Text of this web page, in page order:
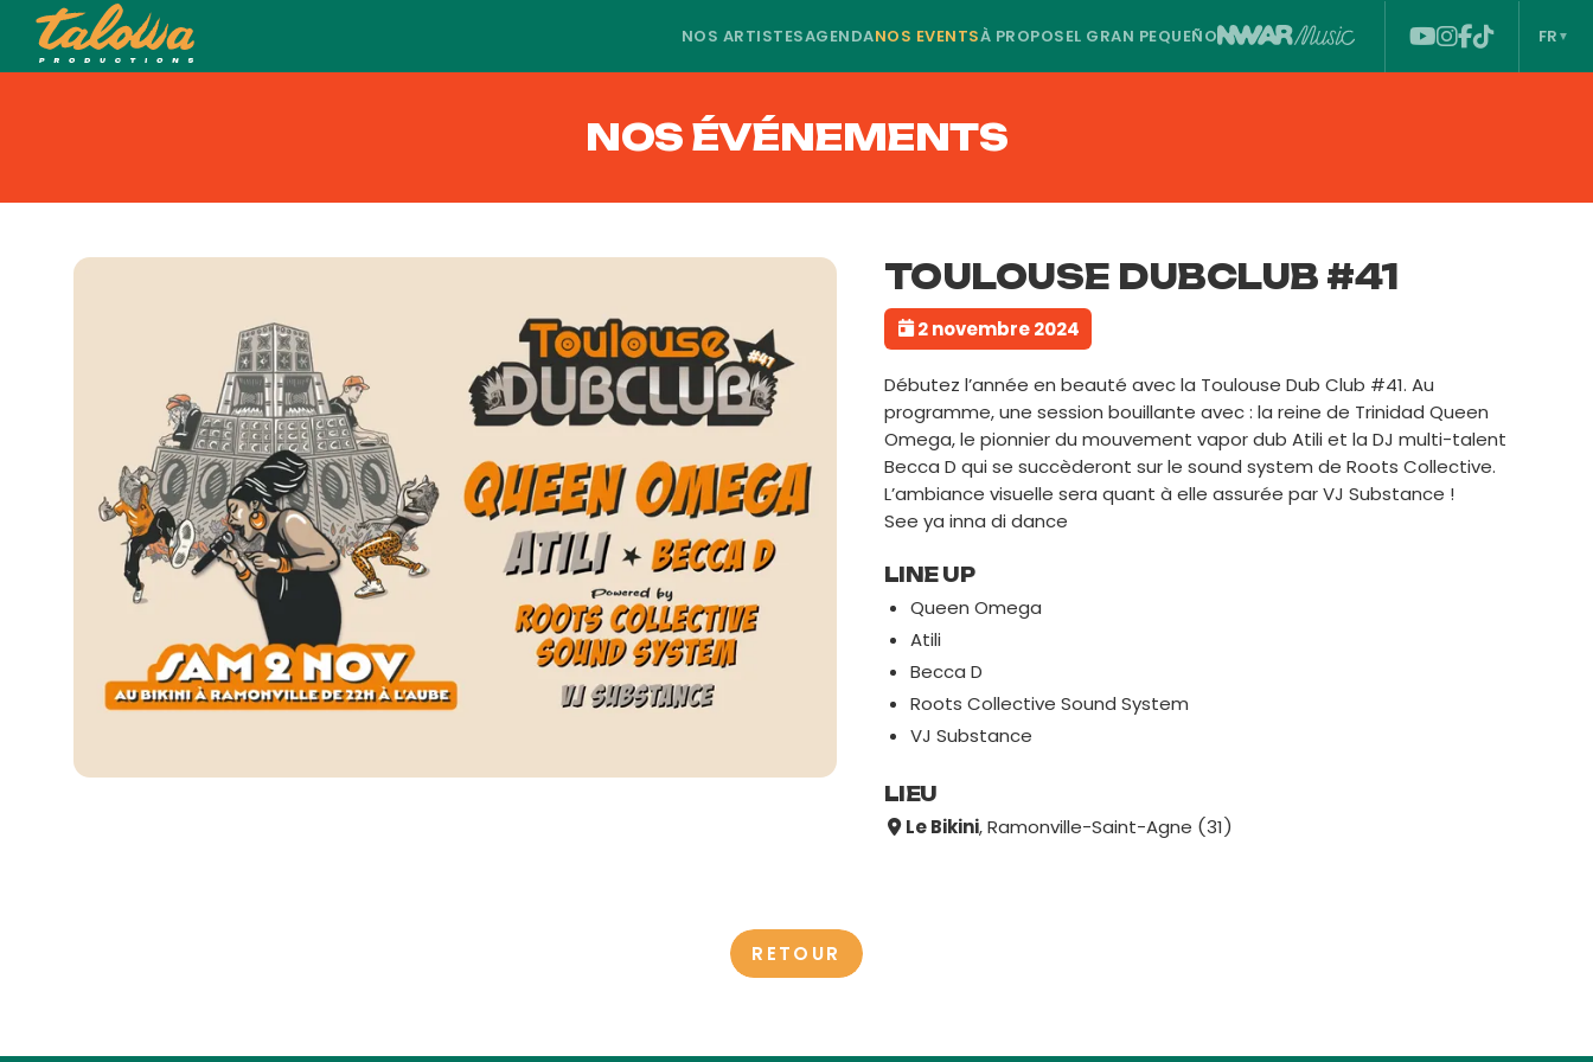
NOS ARTISTESAGENDANOS EVENTSÀ PROPOSEL GRAN PEQUEÑO FR
NOS ÉVÉNEMENTS
TOULOUSE DUBCLUB #41
2 novembre 2024
Débutez l’année en beauté avec la Toulouse Dub Club #41. Au
programme, une session bouillante avec : la reine de Trinidad Queen
Omega, le pionnier du mouvement vapor dub Atili et la DJ multi-talent
Becca D qui se succèderont sur le sound system de Roots Collective.
L’ambiance visuelle sera quant à elle assurée par VJ Substance !
See ya inna di dance
LINE UP
Queen Omega
Atili
Becca D
Roots Collective Sound System
VJ Substance
LIEU
Le Bikini, Ramonville-Saint-Agne (31)
RETOUR